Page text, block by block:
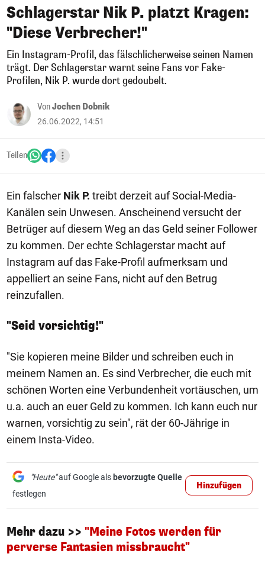
Schlagerstar Nik P. platzt Kragen:
"Diese Verbrecher!"
Ein Instagram-Profil, das fälschlicherweise seinen Namen
trägt. Der Schlagerstar warnt seine Fans vor Fake-
Profilen, Nik P. wurde dort gedoubelt.
VonJochen Dobnik
26.06.2022, 14:51
Teilen
Ein falscher Nik P. treibt derzeit auf Social-Media-
Kanälen sein Unwesen. Anscheinend versucht der
Betrüger auf diesem Weg an das Geld seiner Follower
zu kommen. Der echte Schlagerstar macht auf
Instagram auf das Fake-Profil aufmerksam und
appelliert an seine Fans, nicht auf den Betrug
reinzufallen.
"Seid vorsichtig!"
"Sie kopieren meine Bilder und schreiben euch in
meinem Namen an. Es sind Verbrecher, die euch mit
schönen Worten eine Verbundenheit vortäuschen, um
u.a. auch an euer Geld zu kommen. Ich kann euch nur
warnen, vorsichtig zu sein", rät der 60-Jährige in
einem Insta-Video.
"Heute"auf Google als bevorzugte Quelle
festlegen
Hinzufügen
Mehr dazu >> "Meine Fotos werden für
perverse Fantasien missbraucht"